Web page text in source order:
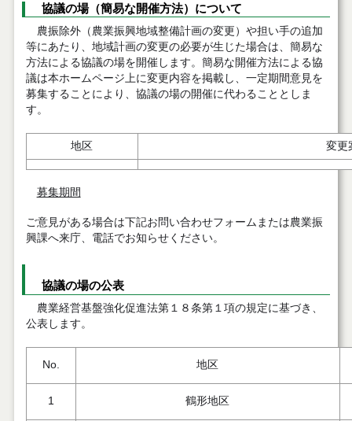
協議の場（簡易な開催方法）について
農振除外（農業振興地域整備計画の変更）や担い手の追加
等にあたり、地域計画の変更の必要が生じた場合は、簡易な
方法による協議の場を開催します。簡易な開催方法による協
議は本ホームページ上に変更内容を掲載し、一定期間意見を
募集することにより、協議の場の開催に代わることとしま
す。
地区 変更
募集期間
ご意見がある場合は下記お問い合わせフォームまたは農業振
興課へ来庁、電話でお知らせください。
協議の場の公表
農業経営基盤強化促進法第１８条第１項の規定に基づき、
公表します。
No. 地区
1 鶴形地区